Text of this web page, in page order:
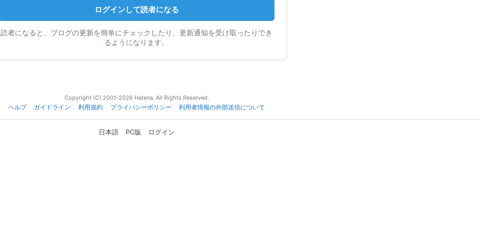
ログインして読者になる
読者になると、ブログの更新を簡単にチェックしたり、更新通知を受け取ったりでき
るようになります。
Copyright (C) 2001-2026 Hatena. All Rights Reserved.
ヘルプ
ガイドライン 利用規約 プライバシーポリシー 利用者情報の外部送信について
日本語 PC版 ログイン